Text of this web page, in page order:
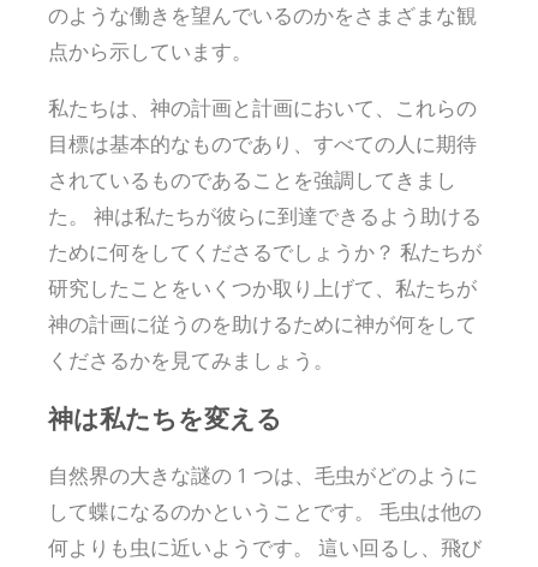
のような働きを望んでいるのかをさまざまな観
点から示しています。
私たちは、神の計画と計画において、これらの
目標は基本的なものであり、すべての人に期待
されているものであることを強調してきまし
た。 神は私たちが彼らに到達できるよう助ける
ために何をしてくださるでしょうか？ 私たちが
研究したことをいくつか取り上げて、私たちが
神の計画に従うのを助けるために神が何をして
くださるかを見てみましょう。
神は私たちを変える
自然界の大きな謎の 1 つは、毛虫がどのように
して蝶になるのかということです。 毛虫は他の
何よりも虫に近いようです。 這い回るし、飛び